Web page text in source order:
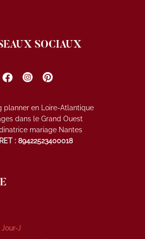
SOCIAUX
planner en Loire-Atlantique
dans le Grand Ouest
mariage Nantes
: 89422523400018
J